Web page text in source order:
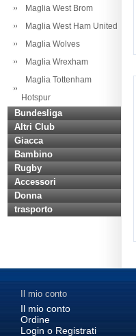
Maglia West Brom
Maglia West Ham United
Maglia Wolves
Maglia Wrexham
Maglia Tottenham
Hotspur
Bundesliga
Altri Club
Giacca
Bambino
Rugby
Accessori
Donna
trasporto
Il mio conto
Il mio conto
Ordine
Login o Registrati